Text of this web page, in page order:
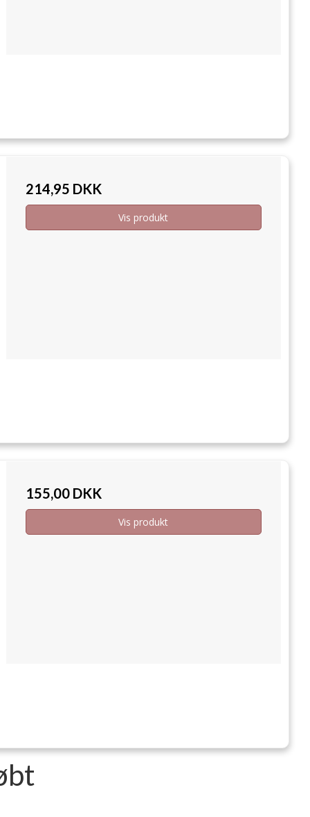
214,95 DKK
Vis produkt
155,00 DKK
Vis produkt